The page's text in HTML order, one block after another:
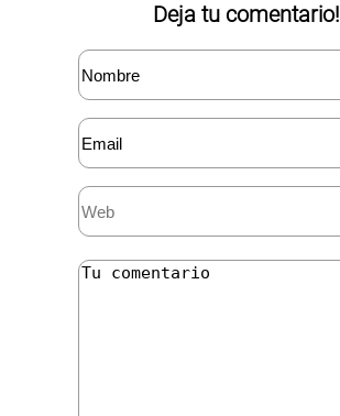
Deja tu comentario!